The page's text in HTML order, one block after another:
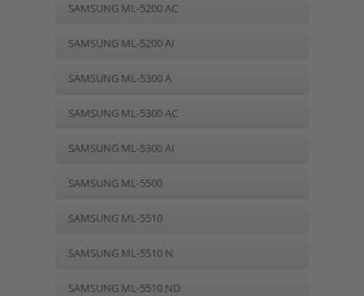
SAMSUNG ML-5200 AC
SAMSUNG ML-5200 AI
SAMSUNG ML-5300 A
SAMSUNG ML-5300 AC
SAMSUNG ML-5300 AI
SAMSUNG ML-5500
SAMSUNG ML-5510
SAMSUNG ML-5510 N
SAMSUNG ML-5510 ND